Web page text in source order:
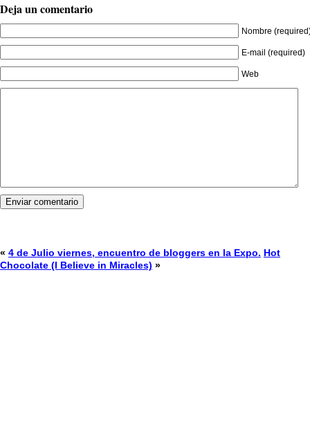
Deja un comentario
Nombre
E-mail (required)
Web
« 4 de Julio viernes, encuentro de bloggers en la Expo. Hot
Chocolate (I Believe in Miracles) »